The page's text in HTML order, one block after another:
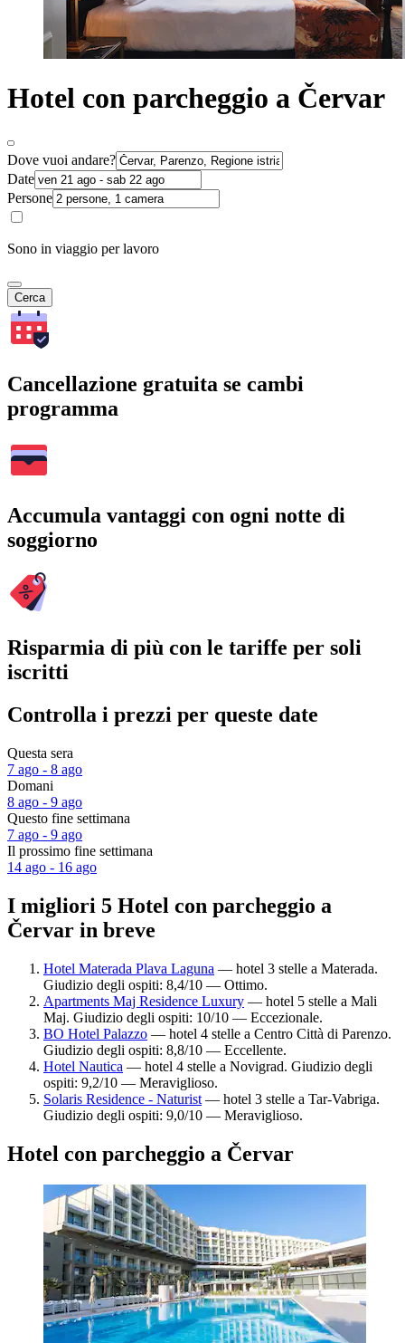
Hotel con parcheggio a Červar
Dove vuoi andare?
Date
Persone
Sono in viaggio per lavoro
Cerca
Cancellazione gratuita se cambi
programma
Accumula vantaggi con ogni notte di
soggiorno
Risparmia di più con le tariffe per soli
iscritti
Controlla i prezzi per queste date
Questa sera
7 ago - 8 ago
Domani
8 ago - 9 ago
Questo fine settimana
7 ago - 9 ago
Il prossimo fine settimana
14 ago - 16 ago
I migliori 5 Hotel con parcheggio a
Červar in breve
Hotel Materada Plava Laguna — hotel 3 stelle a Materada.
Giudizio degli ospiti: 8,4/10 — Ottimo.
Apartments Maj Residence Luxury — hotel 5 stelle a Mali
Maj. Giudizio degli ospiti: 10/10 — Eccezionale.
BO Hotel Palazzo — hotel 4 stelle a Centro Città di Parenzo.
Giudizio degli ospiti: 8,8/10 — Eccellente.
Hotel Nautica — hotel 4 stelle a Novigrad. Giudizio degli
ospiti: 9,2/10 — Meraviglioso.
Solaris Residence - Naturist — hotel 3 stelle a Tar-Vabriga.
Giudizio degli ospiti: 9,0/10 — Meraviglioso.
Hotel con parcheggio a Červar